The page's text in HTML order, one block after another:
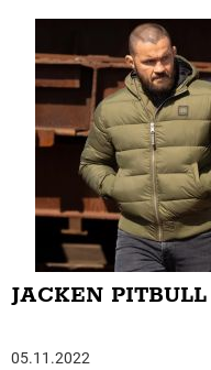
JACKEN PITBULL
05.11.2022